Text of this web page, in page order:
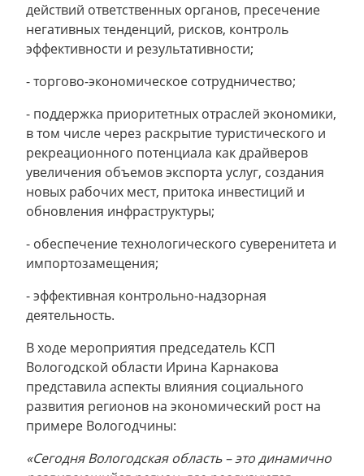
действий ответственных органов, пресечение
негативных тенденций, рисков, контроль
эффективности и результативности;
- торгово-экономическое сотрудничество;
- поддержка приоритетных отраслей экономики,
в том числе через раскрытие туристического и
рекреационного потенциала как драйверов
увеличения объемов экспорта услуг, создания
новых рабочих мест, притока инвестиций и
обновления инфраструктуры;
- обеспечение технологического суверенитета и
импортозамещения;
- эффективная контрольно-надзорная
деятельность.
В ходе мероприятия председатель КСП
Вологодской области Ирина Карнакова
представила аспекты влияния социального
развития регионов на экономический рост на
примере Вологодчины:
«Сегодня Вологодская область – это динамично